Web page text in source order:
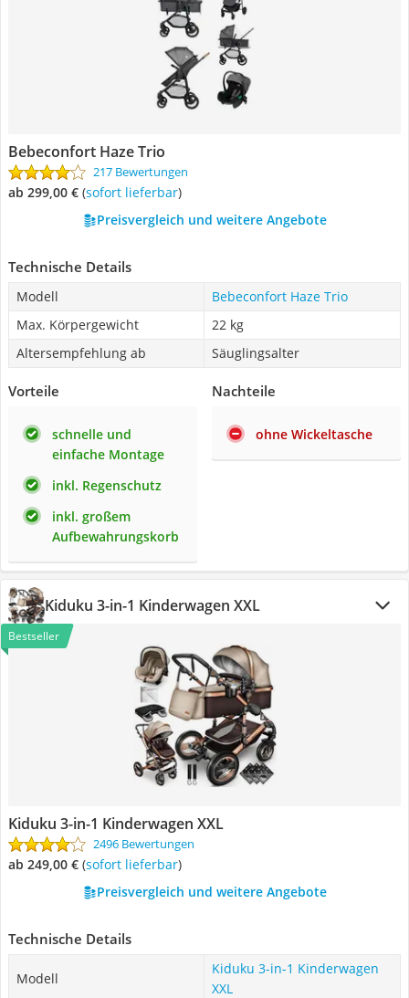
Bebeconfort Haze Trio
217 Bewertungen
ab 299,00 € ( Sofort lieferbar)
Preisvergleich und weitere Angebote
Technische Details
Modell
Bebeconfort Haze Trio
Max. Körpergewicht
22 kg
Altersempfehlung ab
Säuglingsalter
Vorteile
schnelle und
einfache Montage
inkl. Regenschutz
inkl. großem
Aufbewahrungskorb
Nachteile
ohne Wickeltasche
Kiduku 3-in-1 Kinderwagen XXL
Bestseller
Kiduku 3-in-1 Kinderwagen XXL
2496 Bewertungen
ab 249,00 € ( Sofort lieferbar)
Preisvergleich und weitere Angebote
Technische Details
Modell
Kiduku 3-in-1 Kinderwagen
XXL